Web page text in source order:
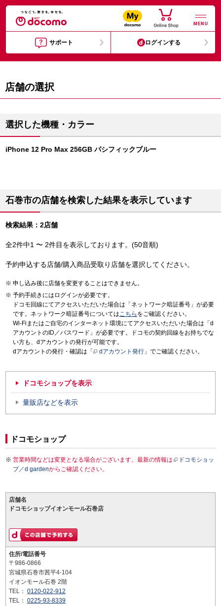
MENU
サポート ログインする
店舗の選択
選択した機種・カラー
iPhone 12 Pro Max 256GB パシフィックブルー
石巻市の店舗を検索した結果を表示しています
検索結果：2店舗
全2件中1 〜 2件目を表示しております。(50音順)
予約申込する店舗/購入商品受取り店舗を選択してください。
申し込み後に店舗を変更することはできません。
予約手続きにはログインが必要です。
ドコモ回線にてアクセスいただいた場合は「ネットワーク暗証番号」が必要
です。ネットワーク暗証番号についてはこちら をご確認ください。
Wi-Fiまたはご自宅のインターネット環境にてアクセスいただいた場合は「d
アカウントのID／パスワード」が必要です。ドコモの契約回線をお持ちでな
い方も、dアカウントの発行が可能です。
dアカウントの発行・確認は「
dアカウント発行 」でご確認ください。
ドコモショップを表示
量販店などを表示
ドコモショップ
営業時間などは変更となる場合がございます。最新の情報は
ドコモショッ
プ／d gardenからご確認ください。
店舗名
ドコモショップイオンモール石巻店
住所/電話番号
〒986-0866
宮城県石巻市茜平4-104
イオンモール石巻 2階
TEL： 0120-022-912
TEL： 0225-93-8339